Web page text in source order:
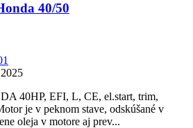
40/50
40HP, EFI, L, CE, el.start, trim,
je v peknom stave, odskúšané v
oleja v motore aj prev...